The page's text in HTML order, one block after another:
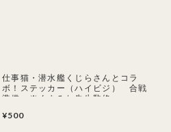
仕事猫・潜水艦くじらさんとコラ
ボ！ステッカー（ハイビジ） 合戦
準備 ※くまみね先生監修
¥500